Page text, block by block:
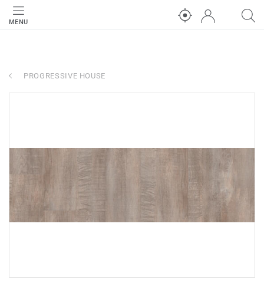
MENU
PROGRESSIVE HOUSE